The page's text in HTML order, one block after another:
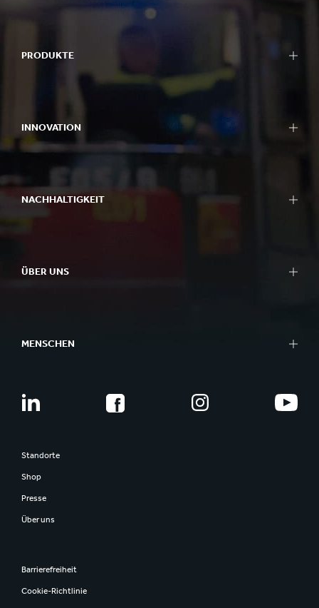
PRODUKTE
INNOVATION
NACHHALTIGKEIT
ÜBER UNS
MENSCHEN
Standorte
Shop
Presse
Über uns
Barrierefreiheit
Cookie-Richtlinie